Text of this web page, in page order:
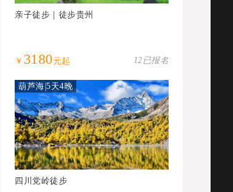
亲子徒步｜徒步贵州
￥ 3180元起 12已报名
葫芦海|5天4晚
四川党岭徒步